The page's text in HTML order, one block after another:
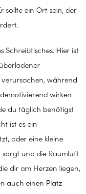
sollte ein Ort sein, der
Schreibtisches. Hier ist
verursachen, während
wirken
du täglich benötigst
ist es ein
oder eine kleine
sorgt und die Raumluft
dir am Herzen liegen,
auch einen Platz